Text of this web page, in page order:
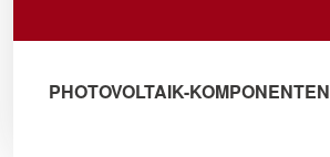
PHOTOVOLTAIK-KOMPONENTEN